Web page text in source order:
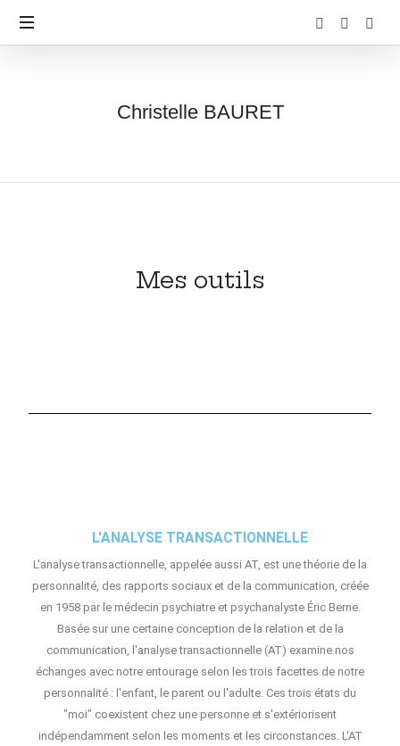
Christelle BAURET
Mes outils
L'ANALYSE TRANSACTIONNELLE
L'analyse transactionnelle, appelée aussi AT, est une théorie de la
personnalité, des rapports sociaux et de la communication, créée
en 1958 par le médecin psychiatre et psychanalyste Éric Berne.
Basée sur une certaine conception de la relation et de la
communication, l'analyse transactionnelle (AT) examine nos
échanges avec notre entourage selon les trois facettes de notre
personnalité : l'enfant, le parent ou l'adulte. Ces trois états du
"moi" coexistent chez une personne et s'extériorisent
indépendamment selon les moments et les circonstances. L'AT